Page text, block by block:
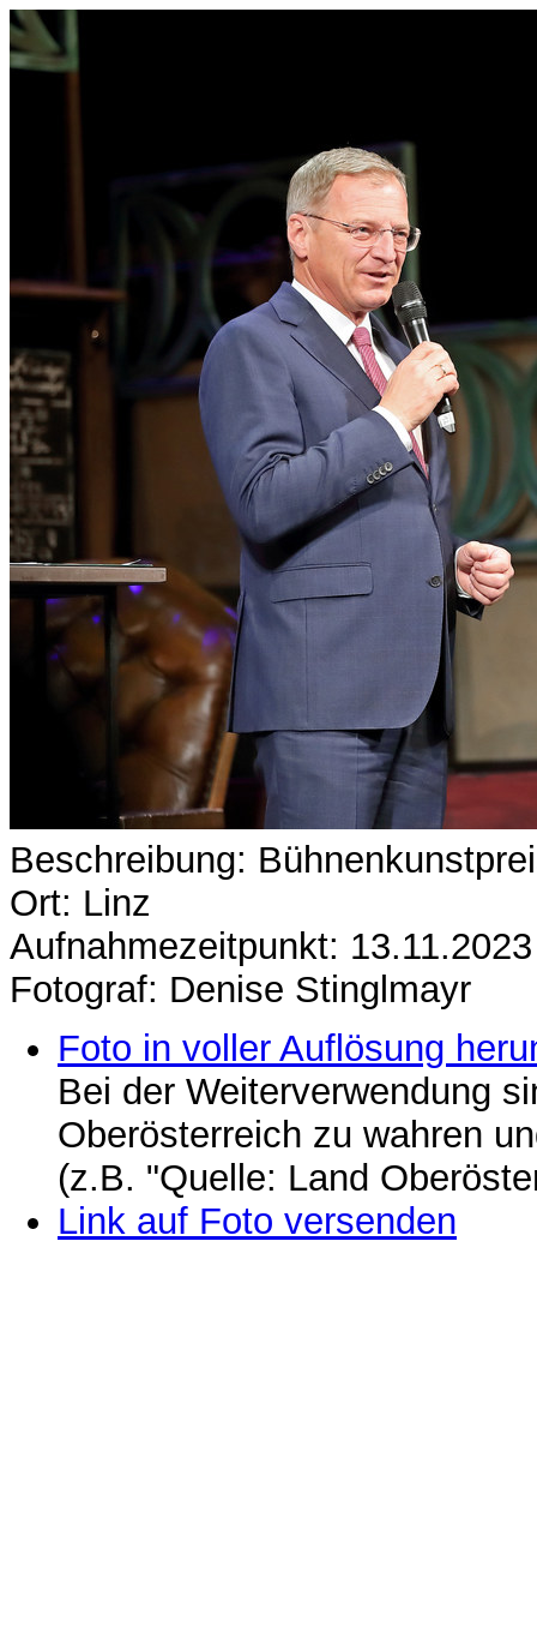
Beschreibung:
Ort: Linz
Aufnahmezeitpunkt: 13.11.2023
Fotograf: Denise Stinglmayr
Foto in voller Auflösung
Bei der Weiterverwendung
Oberösterreich zu wahren
(z.B. "Quelle: Land
Link auf Foto versenden